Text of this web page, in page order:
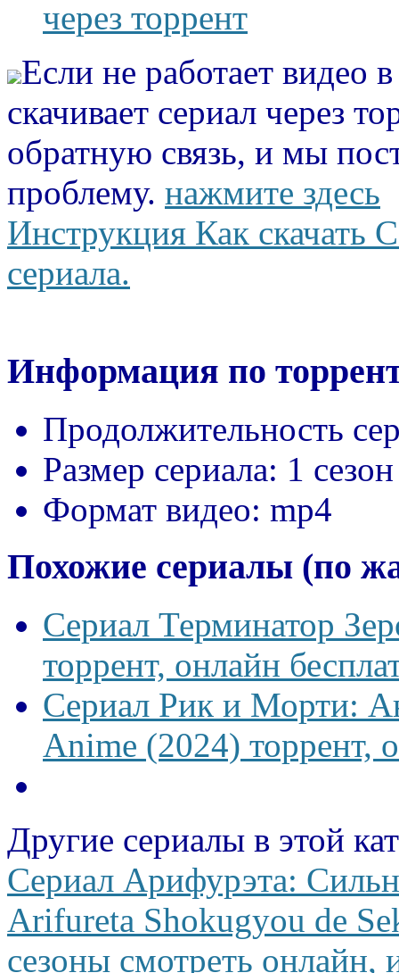
через торрент
Если не работает видео
скачивает сериал через
обратную связь, и мы
проблему. нажмите здесь
Инструкция Как скачать
сериала.
Информация по
Продолжительность
Размер сериала: 1
Формат видео: mp4
Похожие сериалы (по
Сериал Терминатор
торрент, онлайн
Сериал Рик и Морти:
Anime (2024) торрент,
Другие сериалы в этой
Сериал Арифурэта:
Arifureta Shokugyou de
сезоны смотреть онлайн,